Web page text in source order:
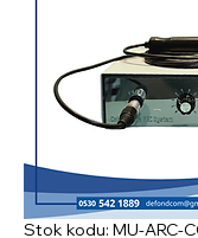
Stok kodu: MU-ARC-